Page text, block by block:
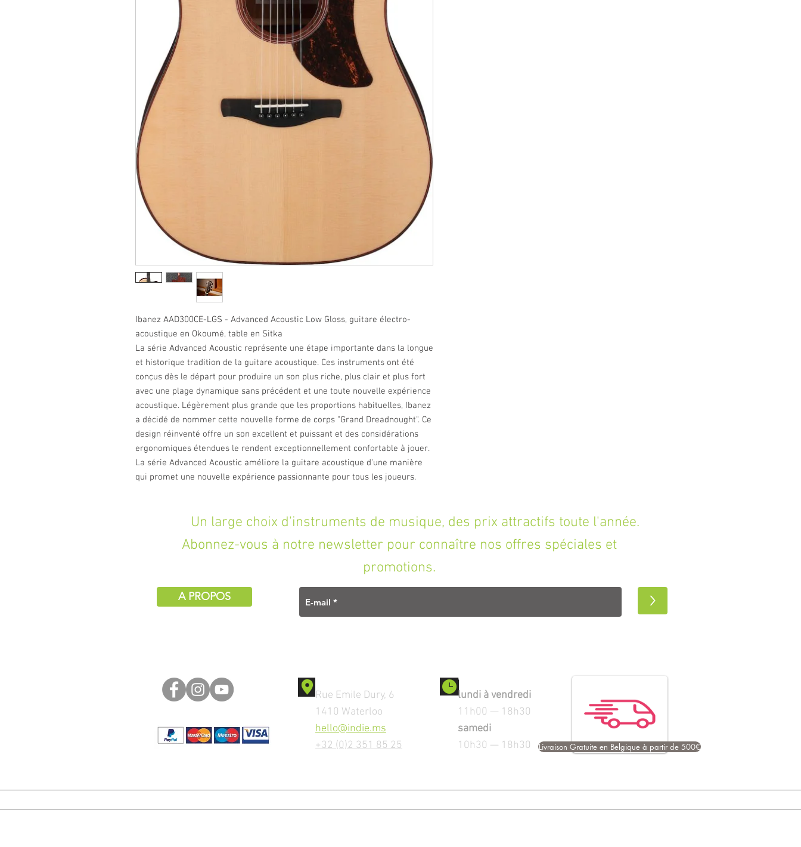
Ibanez AAD300CE-LGS - Advanced Acoustic Low Gloss, guitare électro-
acoustique en Okoumé, table en Sitka
La série Advanced Acoustic représente une étape importante dans la longue
et historique tradition de la guitare acoustique. Ces instruments ont été
conçus dès le départ pour produire un son plus riche, plus clair et plus fort
avec une plage dynamique sans précédent et une toute nouvelle expérience
acoustique. Légèrement plus grande que les proportions habituelles, Ibanez
a décidé de nommer cette nouvelle forme de corps "Grand Dreadnought". Ce
design réinventé offre un son excellent et puissant et des considérations
ergonomiques étendues le rendent exceptionnellement confortable à jouer.
La série Advanced Acoustic améliore la guitare acoustique d'une manière
qui promet une nouvelle expérience passionnante pour tous les joueurs.
Un large choix d'instruments de musique, des prix attractifs toute l'année.
Abonnez-vous à notre newsletter pour connaître nos offres spéciales et
promotions.
A PROPOS >
Rue Emile Dury, 6
1410 Waterloo
hello@indie.ms
+32 (0)2 351 85 25
Ouverture
lundi à vendredi
11h00 — 18h30
samedi
10h30 — 18h30
Livraison Gratuite en Belgique à partir de 500€